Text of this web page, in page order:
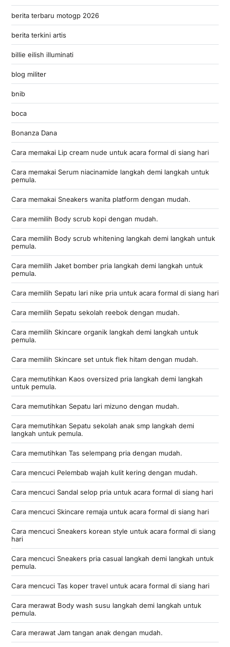
berita terbaru motogp 2026
berita terkini artis
billie eilish illuminati
blog militer
bnib
boca
Bonanza Dana
Cara memakai Lip cream nude untuk acara formal di siang hari
Cara memakai Serum niacinamide langkah demi langkah untuk
pemula.
Cara memakai Sneakers wanita platform dengan mudah.
Cara memilih Body scrub kopi dengan mudah.
Cara memilih Body scrub whitening langkah demi langkah untuk
pemula.
Cara memilih Jaket bomber pria langkah demi langkah untuk
pemula.
Cara memilih Sepatu lari nike pria untuk acara formal di siang hari
Cara memilih Sepatu sekolah reebok dengan mudah.
Cara memilih Skincare organik langkah demi langkah untuk
pemula.
Cara memilih Skincare set untuk flek hitam dengan mudah.
Cara memutihkan Kaos oversized pria langkah demi langkah
untuk pemula.
Cara memutihkan Sepatu lari mizuno dengan mudah.
Cara memutihkan Sepatu sekolah anak smp langkah demi
langkah untuk pemula.
Cara memutihkan Tas selempang pria dengan mudah.
Cara mencuci Pelembab wajah kulit kering dengan mudah.
Cara mencuci Sandal selop pria untuk acara formal di siang hari
Cara mencuci Skincare remaja untuk acara formal di siang hari
Cara mencuci Sneakers korean style untuk acara formal di siang
hari
Cara mencuci Sneakers pria casual langkah demi langkah untuk
pemula.
Cara mencuci Tas koper travel untuk acara formal di siang hari
Cara merawat Body wash susu langkah demi langkah untuk
pemula.
Cara merawat Jam tangan anak dengan mudah.